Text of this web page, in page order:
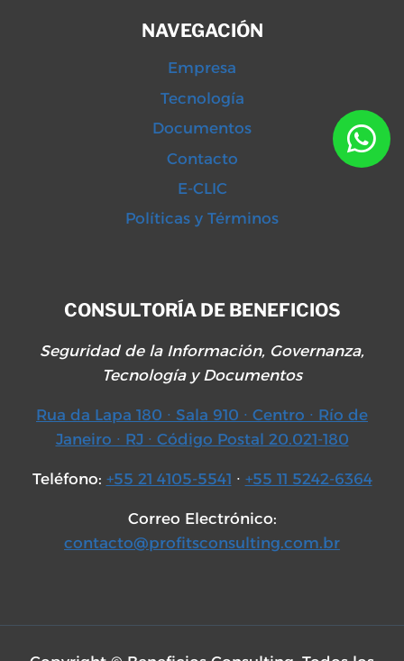
NAVEGACIÓN
Empresa
Tecnología
Documentos
Contacto
E-CLIC
Políticas y Términos
CONSULTORÍA DE BENEFICIOS
Seguridad de la Información, Governanza,
Tecnología y Documentos
Rua da Lapa 180 ∙ Sala 910 ∙ Centro ∙ Río de
Janeiro ∙ RJ ∙ Código Postal 20.021-180
Teléfono: +55 21 4105-5541 ∙ +55 11 5242-6364
Correo Electrónico:
contacto@profitsconsulting.com.br